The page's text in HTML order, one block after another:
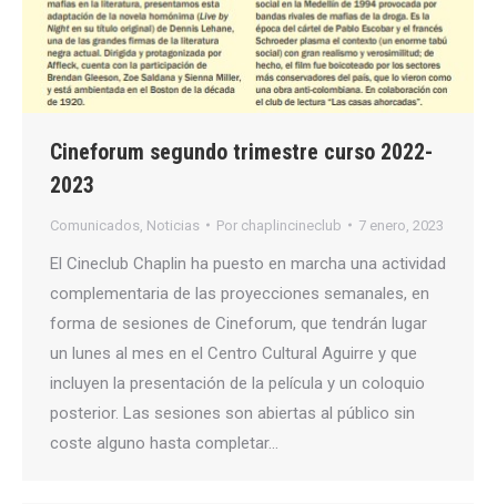
Cineforum segundo trimestre curso 2022-
2023
Comunicados Noticias Por chaplincineclub 7 enero, 2023
El Cineclub Chaplin ha puesto en marcha una actividad
complementaria de las proyecciones semanales, en
forma de sesiones de Cineforum, que tendrán lugar
un lunes al mes en el Centro Cultural Aguirre y que
incluyen la presentación de la película y un coloquio
posterior. Las sesiones son abiertas al público sin
coste alguno hasta completar…